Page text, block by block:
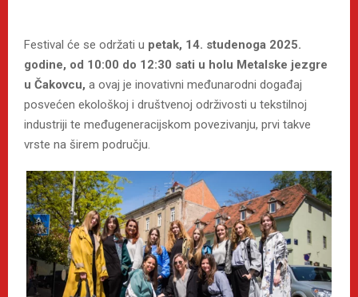
Festival će se održati u petak, 14. studenoga 2025.
godine, od 10:00 do 12:30 sati u holu Metalske jezgre
u Čakovcu, a ovaj je inovativni međunarodni događaj
posvećen ekološkoj i društvenoj održivosti u tekstilnoj
industriji te međugeneracijskom povezivanju, prvi takve
vrste na širem području.